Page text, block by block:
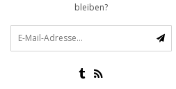
bleiben?